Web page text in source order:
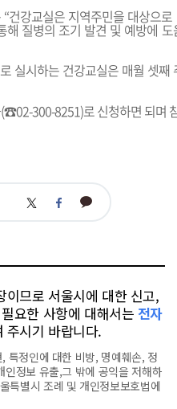
건강교실은 지역주민을 대상으
해 질병의 조기 발견 및 예방에
실시하는 건강교실은 매월 셋째
300-8251)로 신청하면 되며
트 페 카
이므로 서울시에 대한 신고,
요한 사항에 대해서는 전자
주시기 바랍니다.
특정인에 대한 비방, 명예훼손, 정
정보 유출,그 밖에 공익을 저해하
특별시 조례 및 개인정보보호법에